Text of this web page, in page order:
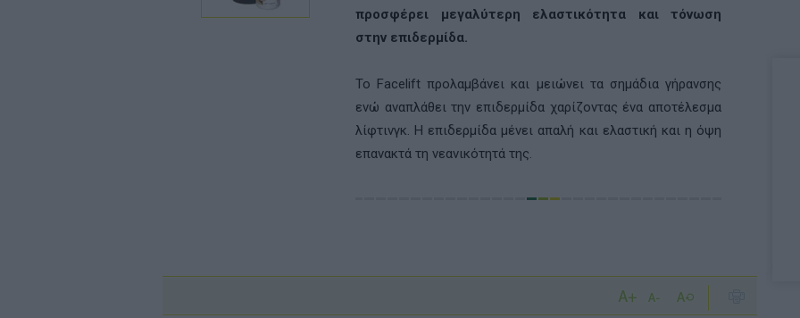
προσφέρει µεγαλύτερη ελαστικότητα και τόνωση
στην επιδερµίδα.
Το Facelift προλαµβάνει και µειώνει τα σηµάδια γήρανσης
ενώ αναπλάθει την επιδερµίδα χαρίζοντας ένα αποτέλεσµα
λίφτινγκ. Η επιδερµίδα µένει απαλή και ελαστική και η όψη
επανακτά τη νεανικότητά της.